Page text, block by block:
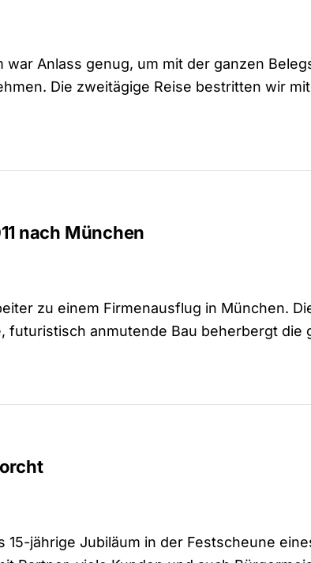
Anlass genug, um mit der ganzen
Die zweitägige Reise bestritten wir
nach München
zu einem Firmenausflug in München.
futuristisch anmutende Bau beherbergt die
15-jährige Jubiläum in der Festscheune